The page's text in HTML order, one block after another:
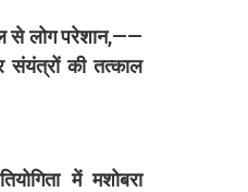
से लोग परेशान,——
संयंत्रों की तत्काल
में मशोबरा